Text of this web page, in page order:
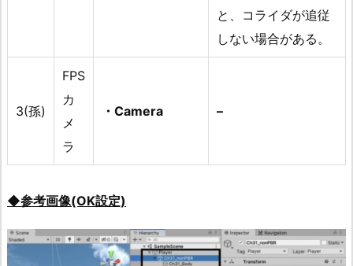
と、コライダが追従
しない場合がある。
3(孫)
FPS
カ
メ
ラ
・Camera –
◆参考画像(OK設定)